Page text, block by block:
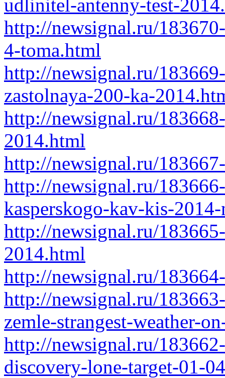
udlinitel-antenny-test-
http://newsignal.ru/
4-toma.html
http://newsignal.ru/
zastolnaya-200-ka-
http://newsignal.ru/
2014.html
http://newsignal.ru/
http://newsignal.ru/
kasperskogo-kav-kis-
http://newsignal.ru/
2014.html
http://newsignal.ru/
http://newsignal.ru/
zemle-strangest-weather-
http://newsignal.ru/
discovery-lone-target-01-